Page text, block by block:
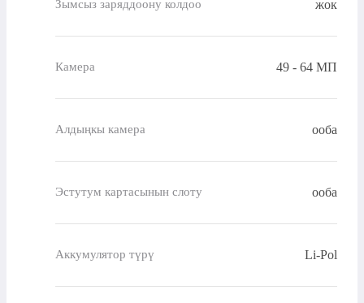
Зымсыз заряддоону колдоо жок
Камера 49 - 64 МП
Алдыңкы камера ооба
Эстутум картасынын слоту ооба
Аккумулятор түрү Li-Pol